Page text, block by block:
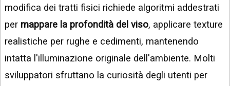
ANDROID
AI
APPS
LINKEDIN
modifica dei tratti fisici richiede algoritmi addestrati
per mappare la profondità del viso, applicare texture
realistiche per rughe e cedimenti, mantenendo
intatta l'illuminazione originale dell'ambiente. Molti
sviluppatori sfruttano la curiosità degli utenti per